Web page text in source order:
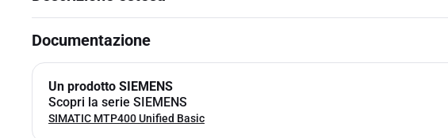
Documentazione
Un prodotto SIEMENS
Scopri la serie SIEMENS
SIMATIC MTP400 Unified Basic